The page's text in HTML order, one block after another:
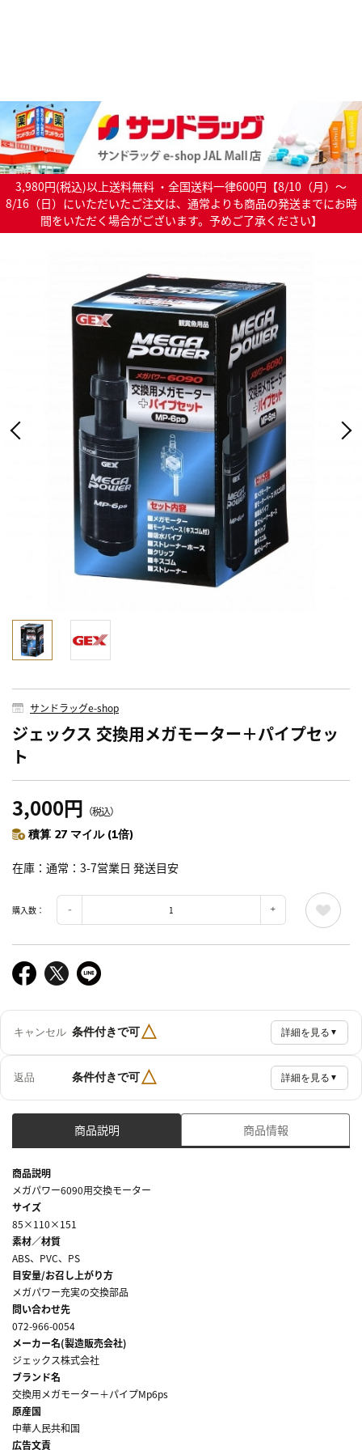
3,980円(税込)以上送料無料 ・全国送料一律600円【8/10（月）～
8/16（日）にいただいたご注文は、通常よりも商品の発送までにお時
間をいただく場合がございます。予めご了承ください】
サンドラッグe-shop
ジェックス 交換用メガモーター＋パイプセッ
ト
3,000円 （税込）
積算 27 マイル (1倍)
在庫 通常：3-7営業日 発送目安
購入数：
キャンセル 条件付きで可△ 詳細を見る ▼
返品 条件付きで可△ 詳細を見る ▼
商品説明 商品情報
商品説明
メガパワー6090用交換モーター
サイズ
85×110×151
素材／材質
ABS、PVC、PS
目安量/お召し上がり方
メガパワー充実の交換部品
問い合わせ先
072-966-0054
メーカー名(製造販売会社)
ジェックス株式会社
ブランド名
交換用メガモーター＋パイプMp6ps
原産国
中華人民共和国
広告文責